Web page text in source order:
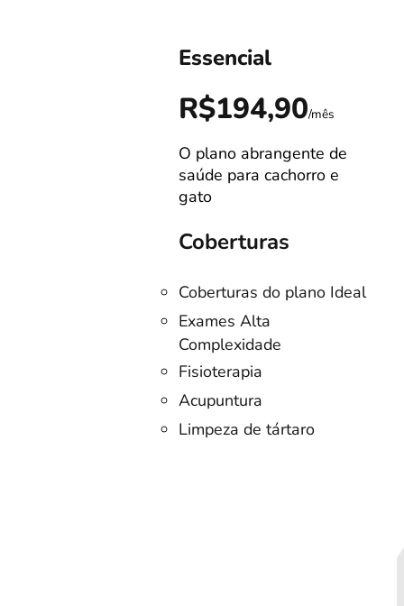
Essencial
R$194,90/mês
O plano abrangente de
saúde para cachorro e
gato
Coberturas
Coberturas do plano Ideal
Exames Alta
Complexidade
Fisioterapia
Acupuntura
Limpeza de tártaro